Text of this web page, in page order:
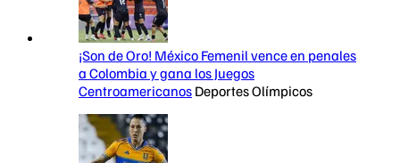
¡Son de Oro! México Femenil vence en penales
a Colombia y gana los Juegos
Centroamericanos Deportes Olímpicos